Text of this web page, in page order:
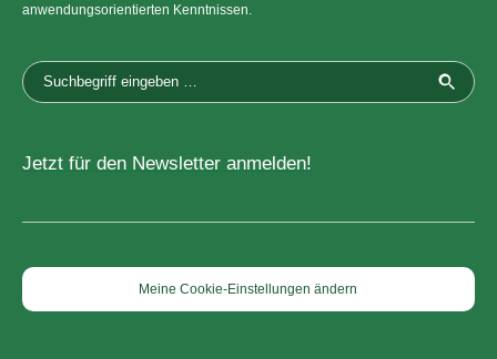
anwendungsorientierten Kenntnissen.
Jetzt für den Newsletter anmelden!
Meine Cookie-Einstellungen ändern